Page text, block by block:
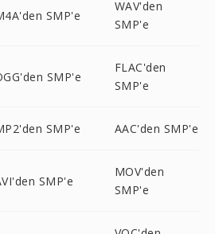
SMP'e
WAV'den
SMP'e
SMP'e
FLAC'den
SMP'e
SMP'e AAC'den SMP'e
SMP'e
MOV'den
SMP'e